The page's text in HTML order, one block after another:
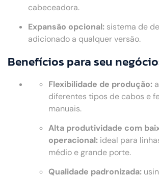
cabeceadora.
Expansão opcional: sistema de
adicionado a qualquer versão.
Benefícios para seu
Flexibilidade de produção:
diferentes tipos de cabos e
manuais.
Alta produtividade com
operacional: ideal para
médio e grande porte.
Qualidade padronizada: